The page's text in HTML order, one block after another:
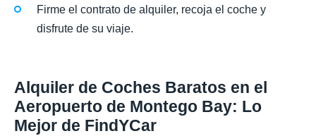
Firme el contrato de alquiler, recoja el coche y
disfrute de su viaje.
Alquiler de Coches Baratos en el
Aeropuerto de Montego Bay: Lo
Mejor de FindYCar